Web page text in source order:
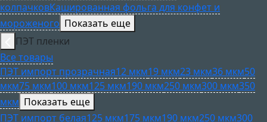
колпачковКашированная фольга для конфет и
мороженого Показать еще
ПЭТ пленки
Все товары
ПЭТ импорт прозрачная12 мкм19 мкм23 мкм36 мкм50
мкм75 мкм100 мкм125 мкм190 мкм250 мкм300 мкм350
мкм Показать еще
ПЭТ импорт белая125 мкм175 мкм190 мкм250 мкм300